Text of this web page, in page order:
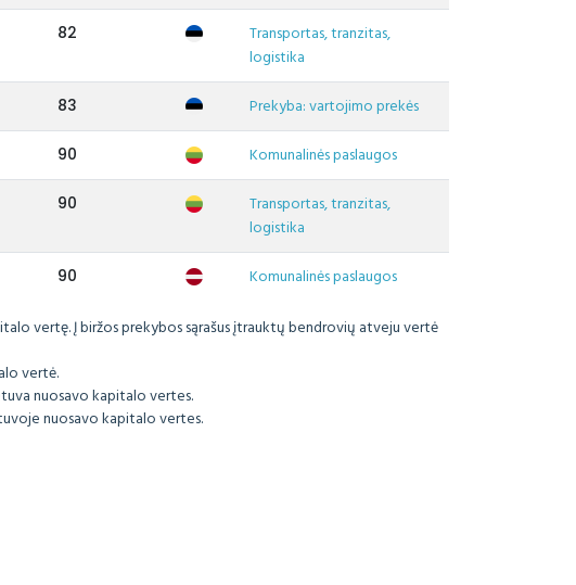
82
Transportas, tranzitas,
logistika
83 Prekyba: vartojimo prekės
90 Komunalinės paslaugos
90
Transportas, tranzitas,
logistika
90 Komunalinės paslaugos
vertę. Į biržos prekybos sąrašus įtrauktų bendrovių atveju vertė
vertė.
nuosavo kapitalo vertes.
nuosavo kapitalo vertes.